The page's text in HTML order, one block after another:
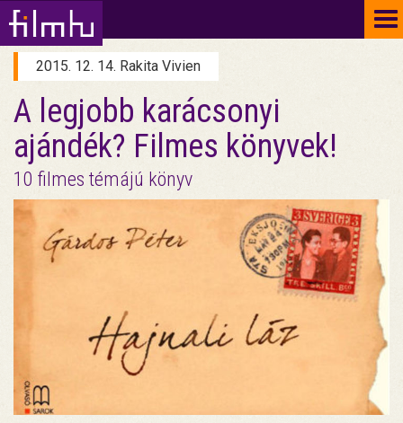
2015. 12. 14. Rakita Vivien
A legjobb karácsonyi
ajándék? Filmes könyvek!
10 filmes témájú könyv